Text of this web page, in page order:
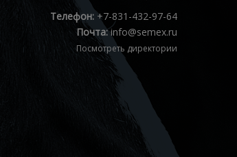
Телефон:+7-831-432-97-64
Почта: info@semex.ru
Посмотреть директории